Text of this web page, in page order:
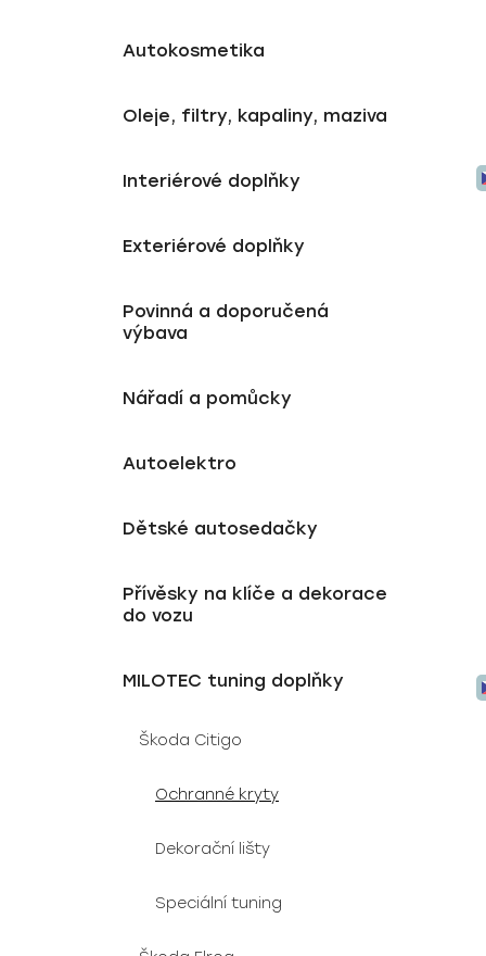
Autokosmetika
Oleje, filtry, kapaliny, maziva
Interiérové doplňky
Exteriérové doplňky
Povinná a doporučená
výbava
Nářadí a pomůcky
Autoelektro
Dětské autosedačky
Přívěsky na klíče a dekorace
do vozu
MILOTEC tuning doplňky
Škoda Citigo
Ochranné kryty
Dekorační lišty
Speciální tuning